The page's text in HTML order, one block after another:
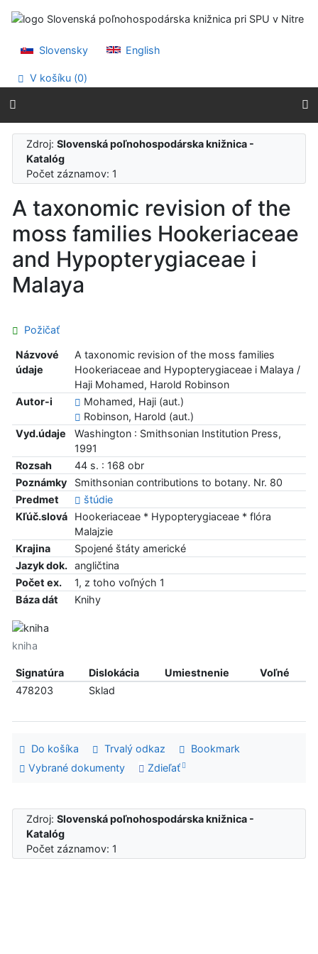
Prejsť na menu
Slovensky
English
V košíku (0)
Zdroj:Slovenská poľnohospodárska knižnica -
Katalóg
Počet záznamov: 1
A taxonomic revision of the
moss families Hookeriaceae
and Hypopterygiaceae i
Malaya
Požičať
Názvové
údaje
A taxonomic revision of the moss families
Hookeriaceae and Hypopterygiaceae i Malaya /
Haji Mohamed, Harold Robinson
Autor-i
Mohamed, Haji (aut.)
Robinson, Harold (aut.)
Vyd.údaje
Washington : Smithsonian Institution Press,
1991
Rozsah
44 s. : 168 obr
Poznámky
Smithsonian contributions to botany. Nr. 80
Predmet
štúdie
Kľúč.slová
Hookeriaceae * Hypopterygiaceae * flóra
Malajzie
Krajina
Spojené štáty americké
Jazyk dok.
angličtina
Počet ex.
1, z toho voľných 1
Báza dát
Knihy
kniha
Signatúra Dislokácia Umiestnenie
Voľné
478203
Sklad
Do košíka Trvalý odkaz
Bookmark
Vybrané dokumenty
Zdieľať
Zdroj:Slovenská poľnohospodárska knižnica -
Katalóg
Počet záznamov: 1